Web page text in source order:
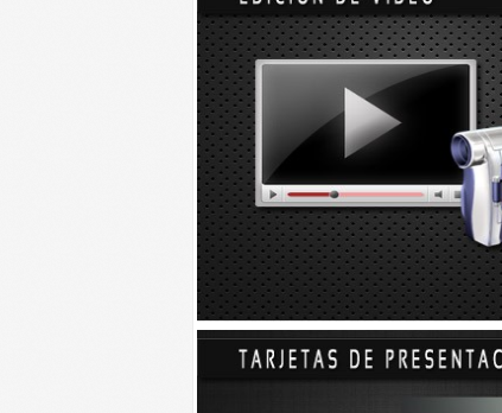
Se le habló porteléfonoal director del
se realiza una huelga nacional que no
-Yucatán es muy noble, está muy
agregó.
Miguel Aguayo dijo que durante el día a
como siempre ”.
Aunque según se averiguó con los
su paro de labores sin retirar a los alumnos